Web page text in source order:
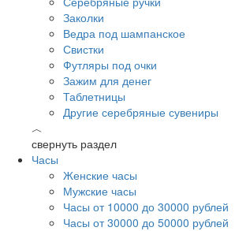
Заколки
Ведра под шампанское
Свистки
Футляры под очки
Зажим для денег
Таблетницы
Другие серебряные сувениры
︿
свернуть раздел
Часы
Женские часы
Мужские часы
Часы от 10000 до 30000 рублей
Часы от 30000 до 50000 рублей